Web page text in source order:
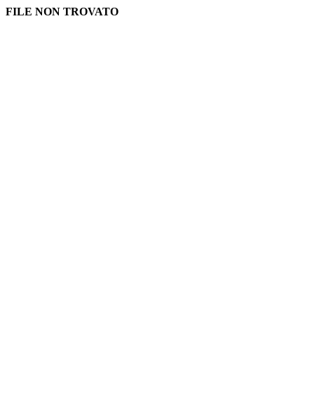
FILE NON TROVATO